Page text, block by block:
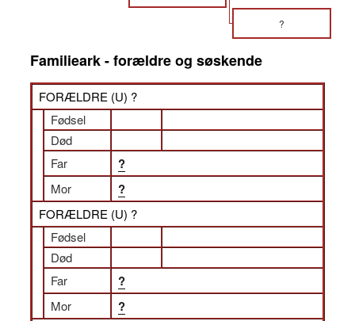
?
Familieark - forældre og søskende
FORÆLDRE (U) ?
Fødsel
Død
Far
?
Mor ?
FORÆLDRE (U) ?
Fødsel
Død
Far
?
Mor ?